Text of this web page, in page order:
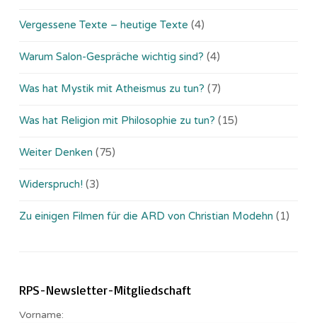
Vergessene Texte – heutige Texte (4)
Warum Salon-Gespräche wichtig sind? (4)
Was hat Mystik mit Atheismus zu tun? (7)
Was hat Religion mit Philosophie zu tun? (15)
Weiter Denken (75)
Widerspruch! (3)
Zu einigen Filmen für die ARD von Christian Modehn (1)
RPS-Newsletter-Mitgliedschaft
Vorname: